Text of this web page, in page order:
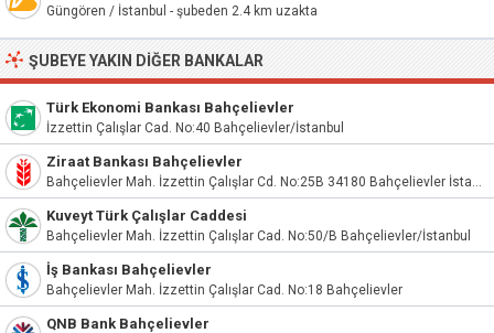
Güngören / İstanbul - şubeden 2.4 km uzakta
ŞUBEYE YAKIN DIĞER BANKALAR
Türk Ekonomi Bankası Bahçelievler
İzzettin Çalışlar Cad. No:40 Bahçelievler/İstanbul
Ziraat Bankası Bahçelievler
Bahçelievler Mah. İzzettin Çalışlar Cd. No:25B 34180 Bahçelievler İstanbul
Kuveyt Türk Çalışlar Caddesi
Bahçelievler Mah. İzzettin Çalışlar Cad. No:50/B Bahçelievler/İstanbul
İş Bankası Bahçelievler
Bahçelievler Mah. İzzettin Çalışlar Cad. No:18 Bahçelievler
QNB Bank Bahçelievler